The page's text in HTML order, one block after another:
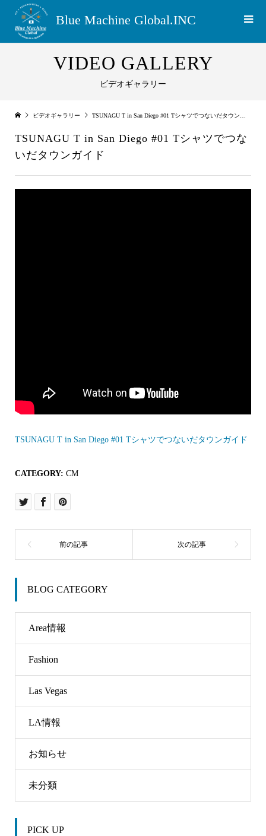
Blue Machine Global.INC
VIDEO GALLERY
ビデオギャラリー
ビデオギャラリー TSUNAGU T in San Diego #01 Tシャツでつないだタウンガイド
TSUNAGU T in San Diego #01 Tシャツでつな
いだタウンガイド
TSUNAGU T in San Diego #01 Tシャツでつないだタウンガイド
CATEGORY: CM
BLOG CATEGORY
Area情報
Fashion
Las Vegas
LA情報
お知らせ
未分類
PICK UP